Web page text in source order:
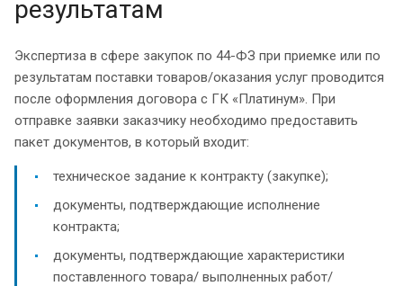
результатам
Экспертиза в сфере закупок по 44-ФЗ при приемке или по
результатам поставки товаров/оказания услуг проводится
после оформления договора с ГК «Платинум». При
отправке заявки заказчику необходимо предоставить
пакет документов, в который входит:
техническое задание к контракту (закупке);
документы, подтверждающие исполнение
контракта;
документы, подтверждающие характеристики
поставленного товара/ выполненных работ/